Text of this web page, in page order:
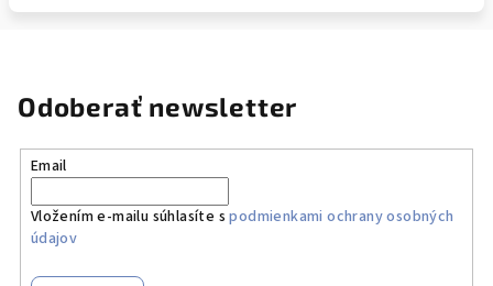
Odoberať newsletter
Email
Vložením e-mailu súhlasíte spodmienkami ochrany osobných
údajov